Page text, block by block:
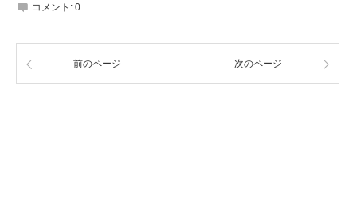
コメント: 0
前のページ 次のページ